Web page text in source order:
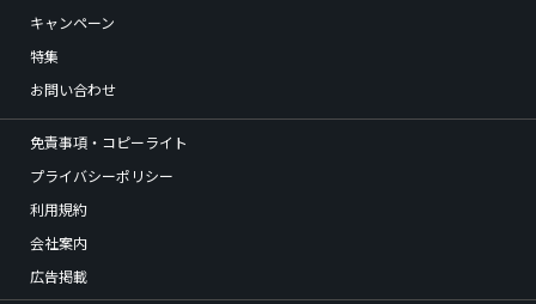
キャンペーン
特集
お問い合わせ
免責事項・コピーライト
プライバシーポリシー
利用規約
会社案内
広告掲載